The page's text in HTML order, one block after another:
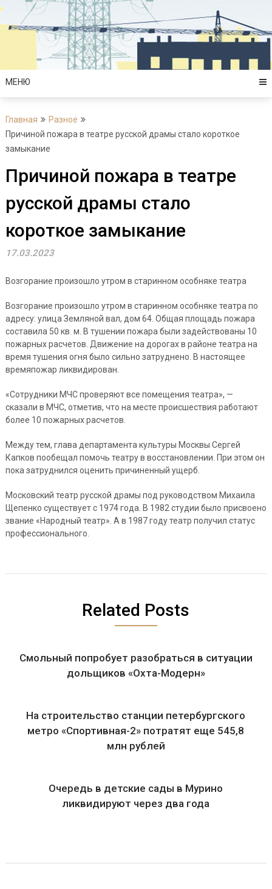
Перейти
содержимому
МЕНЮ
Главная
Разное
Причиной пожара в театре русской драмы стало короткое
замыкание
Причиной пожара в театре
русской драмы стало
короткое замыкание
17.03.2023
Возгорание произошло утром в старинном особняке театра
Возгорание произошло утром в старинном особняке театра по
адресу: улица Земляной вал, дом 64. Общая площадь пожара
составила 50 кв. м. В тушении пожара были задействованы 10
пожарных расчетов. Движение на дорогах в районе театра на
время тушения огня было сильно затруднено. В настоящее
времяпожар ликвидирован.
«Сотрудники МЧС проверяют все помещения театра», —
сказали в МЧС, отметив, что на месте происшествия работают
более 10 пожарных расчетов.
Между тем, глава департамента культуры Москвы Сергей
Капков пообещал помочь театру в восстановлении. При этом он
пока затруднился оценить причиненный ущерб.
Московский театр русской драмы под руководством Михаила
Щепенко существует с 1974 года. В 1982 студии было присвоено
звание «Народный театр». А в 1987 году театр получил статус
профессионального.
Related Posts
Смольный попробует разобраться в ситуации
дольщиков «Охта-Модерн»
На строительство станции петербургского
метро «Спортивная-2» потратят еще 545,8
млн рублей
Очередь в детские сады в Мурино
ликвидируют через два года